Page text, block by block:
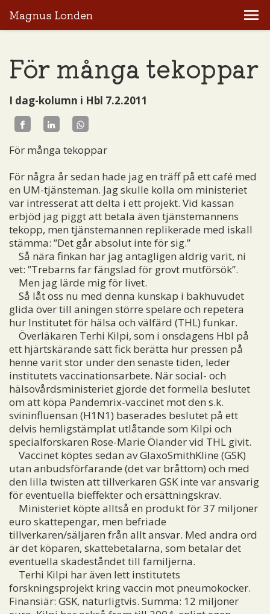
Magnus Londen
För många tekoppar
I dag-kolumn i Hbl 7.2.2011
För många tekoppar
För några år sedan hade jag en träff på ett café med
en UM-tjänsteman. Jag skulle kolla om ministeriet
var intresserat att delta i ett projekt. Vid kassan
erbjöd jag piggt att betala även tjänstemannens
tekopp, men tjänstemannen replikerade med iskall
stämma: ”Det går absolut inte för sig.”
Så nära finkan har jag antagligen aldrig varit, ni
vet: ”Trebarns far fängslad för grovt mutförsök”.
Men jag lärde mig för livet.
Så låt oss nu med denna kunskap i bakhuvudet
glida över till aningen större spelare och repetera
hur Institutet för hälsa och välfärd (THL) funkar.
Överläkaren Terhi Kilpi, som i onsdagens Hbl på
ett hjärtskärande sätt fick berätta hur pressen på
henne varit stor under den senaste tiden, leder
institutets vaccinationsarbete. När social- och
hälsovårdsministeriet gjorde det formella beslutet
om att köpa Pandemrix-vaccinet mot den s.k.
svininfluensan (H1N1) baserades beslutet på ett
delvis hemligstämplat utlåtande som Kilpi och
specialforskaren Rose-Marie Ölander vid THL givit.
Vaccinet köptes sedan av GlaxoSmithKline (GSK)
utan anbudsförfarande (det var bråttom) och med
den lilla twisten att tillverkaren GSK inte var ansvarig
för eventuella bieffekter och ersättningskrav.
Ministeriet köpte alltså en produkt för 37 miljoner
euro skattepengar, men befriade
tillverkaren/säljaren från allt ansvar. Med andra ord
är det köparen, skattebetalarna, som betalar det
eventuella skadeståndet till familjerna.
Terhi Kilpi har även lett institutets
forskningsprojekt kring vaccin mot pneumokocker.
Finansiär: GSK, naturligtvis. Summa: 12 miljoner